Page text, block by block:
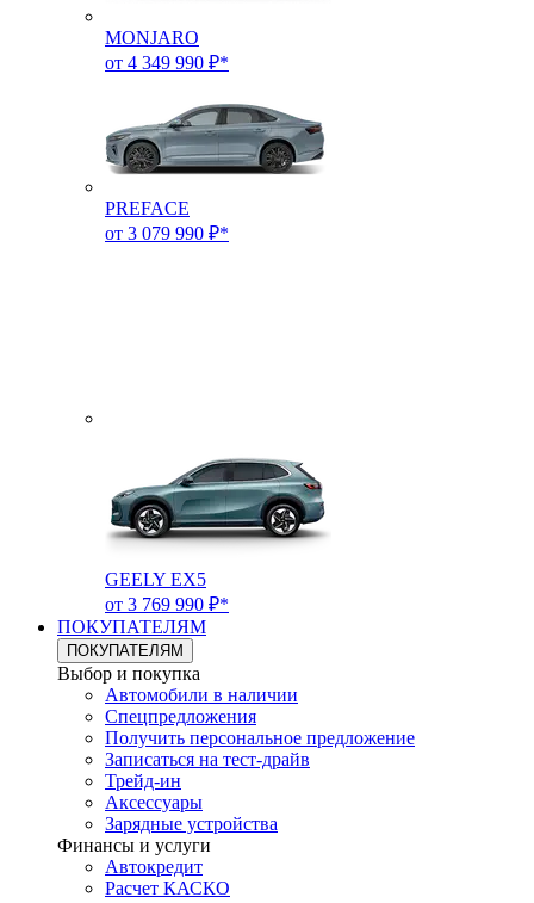
MONJARO
от 4 349 990 ₽*
PREFACE
от 3 079 990 ₽*
GEELY EX5
от 3 769 990 ₽*
ПОКУПАТЕЛЯМ
ПОКУПАТЕЛЯМ
Выбор и покупка
Автомобили в наличии
Спецпредложения
Получить персональное предложение
Записаться на тест-драйв
Трейд-ин
Аксессуары
Зарядные устройства
Финансы и услуги
Автокредит
Расчет КАСКО